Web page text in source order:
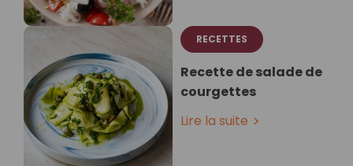
RECETTES
Recette de salade de
courgettes
Lire la suite